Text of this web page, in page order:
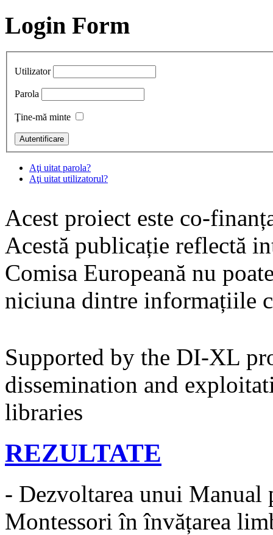
Login Form
Utilizator
Parola
Ţine-mă minte
Aţi uitat parola?
Aţi uitat utilizatorul?
Acest proiect este co-
Acestă publicație reflectă
Comisa Europeană nu
niciuna dintre informațiile
Supported by the DI-XL
dissemination and
libraries
REZULTATE
- Dezvoltarea unui Manual
Montessori în învățarea